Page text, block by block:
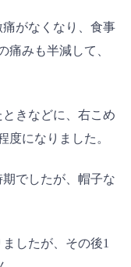
がなくなり、食事
痛みも半減して、
きなどに、右こめ
度になりました。
でしたが、帽子な
したが、その後1